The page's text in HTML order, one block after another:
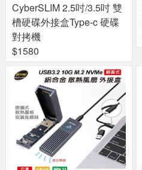
CyberSLIM 2.5吋/3.5吋 雙
槽硬碟外接盒Type-c 硬碟
對拷機
$1580